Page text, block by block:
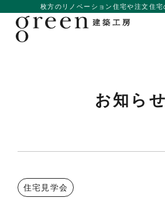
枚方のリノベーション住宅や注文住
お知らせ
住宅見学会